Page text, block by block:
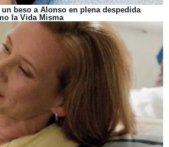
beso a Alonso en plena despedida
la Vida Misma